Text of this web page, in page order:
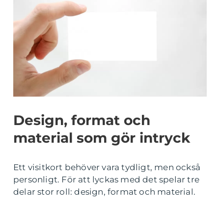
Design, format och
material som gör intryck
Ett visitkort behöver vara tydligt, men också
personligt. För att lyckas med det spelar tre
delar stor roll: design, format och material.